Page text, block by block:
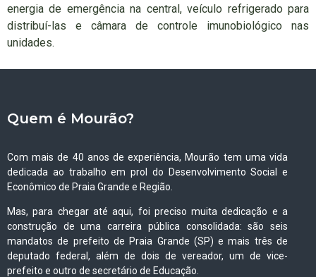
energia de emergência na central, veículo refrigerado para
distribuí-las e câmara de controle imunobiológico nas
unidades.
Quem é Mourão?
Com mais de 40 anos de experiência, Mourão tem uma vida
dedicada ao trabalho em prol do Desenvolvimento Social e
Econômico de Praia Grande e Região.
Mas, para chegar até aqui, foi preciso muita dedicação e a
construção de uma carreira pública consolidada: são seis
mandatos de prefeito de Praia Grande (SP) e mais três de
deputado federal, além de dois de vereador, um de vice-
prefeito e outro de secretário de Educação.